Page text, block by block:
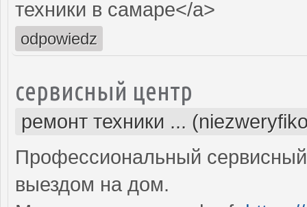
техники в самаре</a>
odpowiedz
сервисный центр
ремонт техники ...
Профессиональный
выездом на дом.